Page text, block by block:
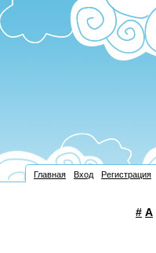
Главная Вход Регистрация
# А